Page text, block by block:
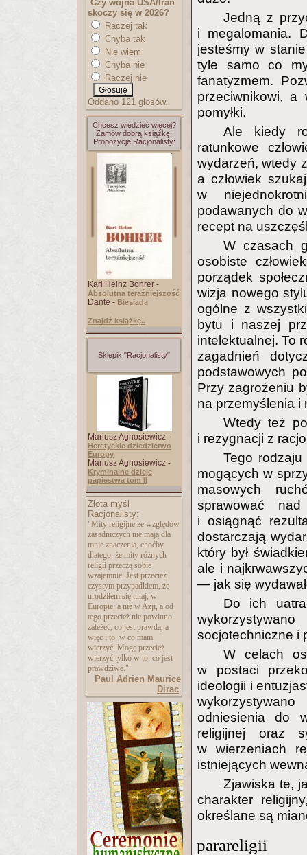
Czy wojna USA/Iran
skoczy się w 2026?
Raczej tak
Chyba tak
Nie wiem
Chyba nie
Raczej nie
Oddano 121 głosów.
Chcesz wiedzieć więcej?
Zamów dobrą książkę.
Propozycje Racjonalisty:
Karl Heinz Bohrer -
Absolutna teraźniejszość
Dante - Biesiada
Znajdź książkę..
Sklepik "Racjonalisty"
Mariusz Agnosiewicz -
Heretyckie dziedzictwo
Europy
Mariusz Agnosiewicz -
Kryminalne dzieje
papiestwa tom II
Złota myśl
Racjonalisty:
"Mity religijne ze względów
zasadniczych nie mają dla
mnie znaczenia, choćby
dlatego, że mity różnych
religii przeczą sobie
wzajemnie. Jest przecież
czystym przypadkiem, że
urodziłem się tutaj, w
Europie, a nie w Azji, a od
tego przecież nie powinno
zależeć, co jest prawdą, a
więc i to, w co mam
wierzyć. Mogę przecież
wierzyć tylko w to, co jest
prawdziwe."
Paul Adrien Maurice
Dirac
Jedną z
i megalomania.
jesteśmy w
tyle samo co
fanatyzmem.
przeciwnikowi, a
pomyłki.
Ale kiedy
ratunkowe
wydarzeń, wtedy
a człowiek
w
podawanych do
recept na
W czasach
osobiste
porządek
wizja nowego
ogólne z
bytu i naszej
intelektualnej. To
zagadnień
podstawowych
Przy zagrożeniu
na przemyślenia i
Wtedy też
i rezygnacji z
Tego
mogących w
masowych
sprawować
i osiągnąć
dostarczają
który był
ale i
— jak się
Do ich
socjotechniczne i
W celach
w postaci
ideologii i
odniesienia do
religijnej oraz
w wierzeniach
istniejących
Zjawiska te,
charakter
określane są
parareligii